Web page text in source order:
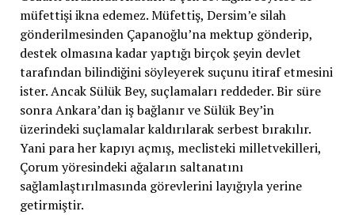
müfettişi ikna edemez. Müfettiş, Dersim’e silah
gönderilmesinden Çapanoğlu’na mektup gönderip,
destek olmasına kadar yaptığı birçok şeyin devlet
tarafından bilindiğini söyleyerek suçunu itiraf etmesini
ister. Ancak Sülük Bey, suçlamaları reddeder. Bir süre
sonra Ankara’dan iş bağlanır ve Sülük Bey’in
üzerindeki suçlamalar kaldırılarak serbest bırakılır.
Yani para her kapıyı açmış, meclisteki milletvekilleri,
Çorum yöresindeki ağaların saltanatını
sağlamlaştırılmasında görevlerini layığıyla yerine
getirmiştir.